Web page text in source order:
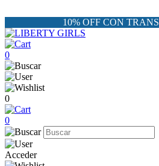
10% OFF CON
0
0
0
Acceder